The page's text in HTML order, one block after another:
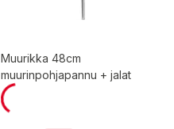
Muurikka 48cm
muurinpohjapannu + jalat